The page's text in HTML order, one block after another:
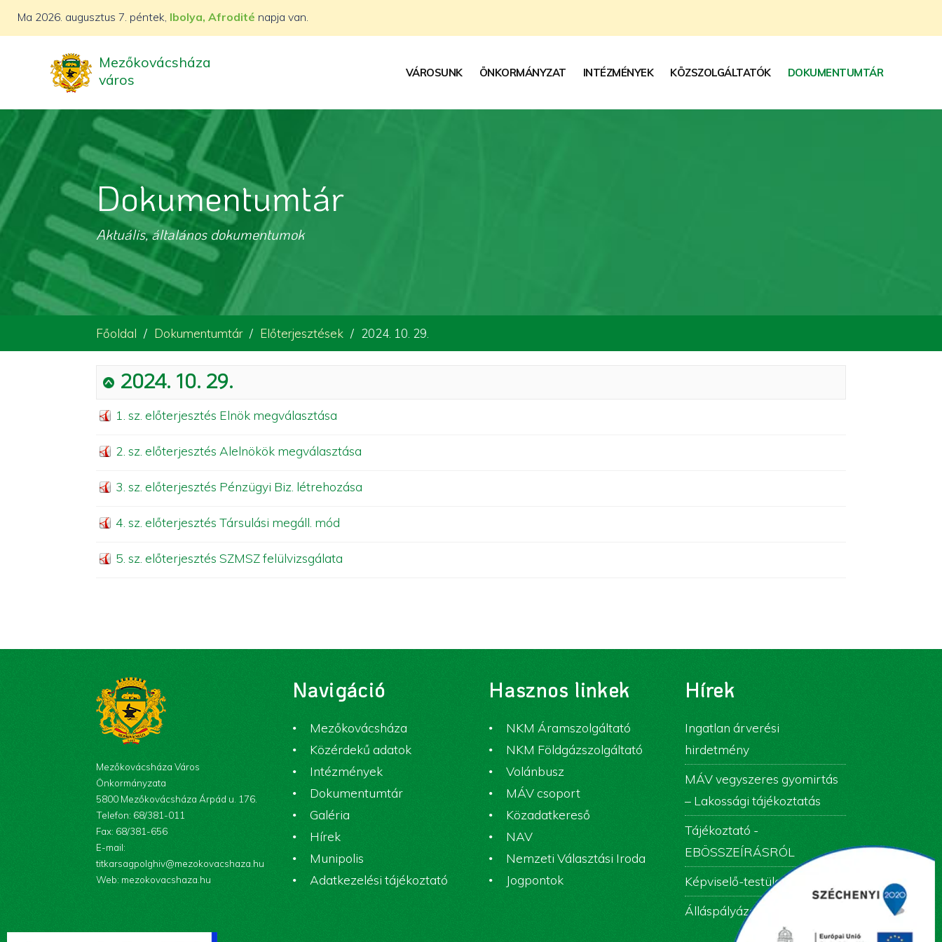
Ma 2026. augusztus 7. péntek, Ibolya, Afrodité napja van.
Mezőkovácsháza
város
VÁROSUNK ÖNKORMÁNYZAT INTÉZMÉNYEK KÖZSZOLGÁLTATÓK DOKUMENTUMTÁR
Dokumentumtár
Aktuális, általános dokumentumok
Főoldal Dokumentumtár Előterjesztések 2024. 10. 29.
2024. 10. 29.
1. sz. előterjesztés Elnök megválasztása
2. sz. előterjesztés Alelnökök megválasztása
3. sz. előterjesztés Pénzügyi Biz. létrehozása
4. sz. előterjesztés Társulási megáll. mód
5. sz. előterjesztés SZMSZ felülvizsgálata
Mezőkovácsháza Város
Önkormányzata
5800 Mezőkovácsháza Árpád u. 176.
Telefon: 68/381-011
Fax: 68/381-656
E-mail:
titkarsagpolghiv@mezokovacshaza.hu
Web: mezokovacshaza.hu
Navigáció
Mezőkovácsháza
Közérdekű adatok
Intézmények
Dokumentumtár
Galéria
Hírek
Munipolis
Adatkezelési tájékoztató
Hasznos linkek
NKM Áramszolgáltató
NKM Földgázszolgáltató
Volánbusz
MÁV csoport
Közadatkereső
NAV
Nemzeti Választási Iroda
Jogpontok
Hírek
Ingatlan árverési
hirdetmény
MÁV vegyszeres gyomirtás
– Lakossági tájékoztatás
Tájékoztató -
EBÖSSZEÍRÁSRÓL
Képviselő-testületi ülés
Álláspályázati felhívás